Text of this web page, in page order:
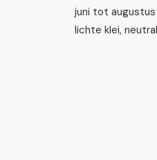
juni tot
lichte klei,